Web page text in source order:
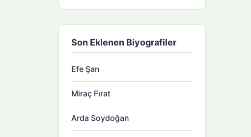
Son Eklenen Biyografiler
Efe Şan
Miraç Fırat
Arda Soydoğan